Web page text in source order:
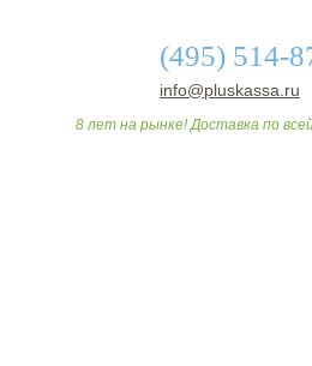
(495) 514-
info@pluskassa.ru
8 лет на рынке! Доставка по